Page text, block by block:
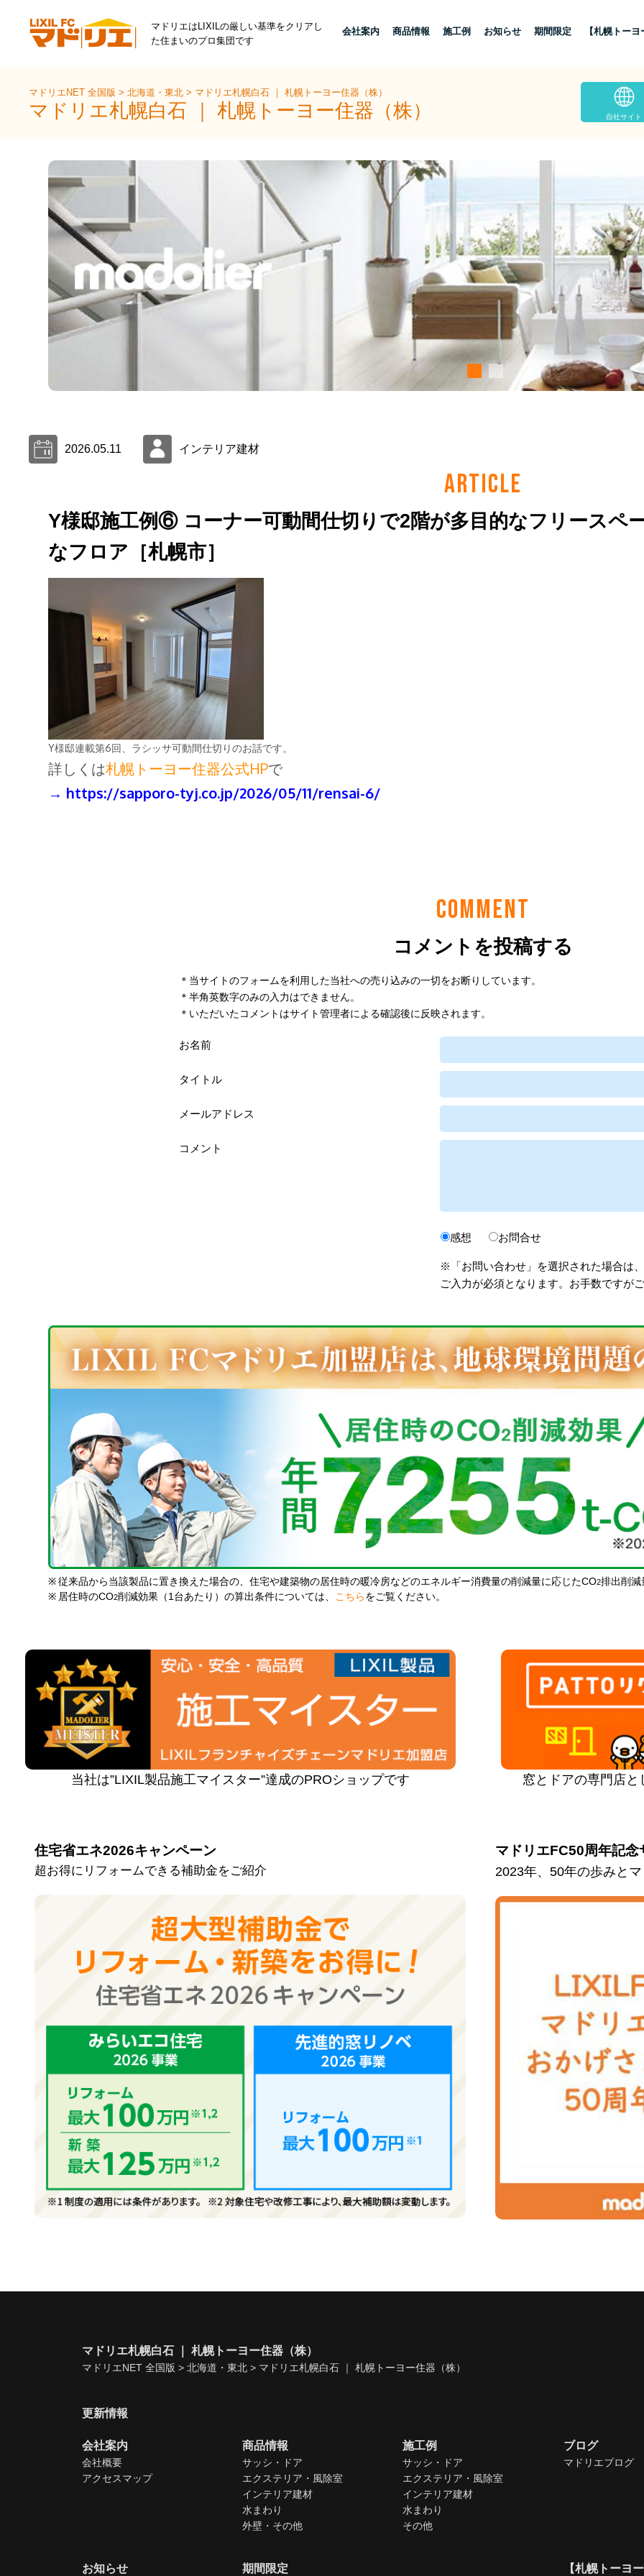
マドリエはLIXILの厳しい基準をクリアし
た住まいのプロ集団です
会社案内 商品情報 施工例 お知らせ 期間限定 【札幌トー
マドリエNET 全国版>北海道・東北> マドリエ札幌白石 ｜ 札幌トーヨー住器（株）
マドリエ札幌白石 ｜ 札幌トーヨー住器（株） 自社サイト
2026.05.11 インテリア建材
ARTICLE
Y様邸施工例⑥ コーナー可動間仕切りで2階が多目的なフリースペ
なフロア［札幌市］
COMMENT
コメントを投稿する
＊当サイトのフォームを利用した当社への売り込みの一切をお断りしています。
＊半角英数字のみの入力はできません。
＊いただいたコメントはサイト管理者による確認後に反映されます。
お名前
タイトル
メールアドレス
コメント
感想 お問合せ
※「お問い合わせ」を選択された場合は
ご入力が必須となります。お手数ですが
※ 従来品から当該製品に置き換えた場合の、住宅や建築物の居住時の暖冷房などのエネルギー消費量の削減量に応じたCO2排出削減
※ 居住時のCO2削減効果（1台あたり）の算出条件については、 こちら をご覧ください。
当社は”LIXIL製品施工マイスター”達成のPROショップです 窓とドアの専門店
住宅省エネ2026キャンペーン
超お得にリフォームできる補助金をご紹介
マドリエFC50周年記念
2023年、50年の歩みと
マドリエ札幌白石 ｜ 札幌トーヨー住器（株）
マドリエNET 全国版 >北海道・東北 > マドリエ札幌白石 ｜ 札幌トーヨー住器（株）
更新情報
会社案内
会社概要
アクセスマップ
商品情報
サッシ・ドア
エクステリア・風除室
インテリア建材
水まわり
外壁・その他
施工例
サッシ・ドア
エクステリア・風除室
インテリア建材
水まわり
その他
ブログ
マドリエブログ
お知らせ 期間限定 【札幌トーヨ